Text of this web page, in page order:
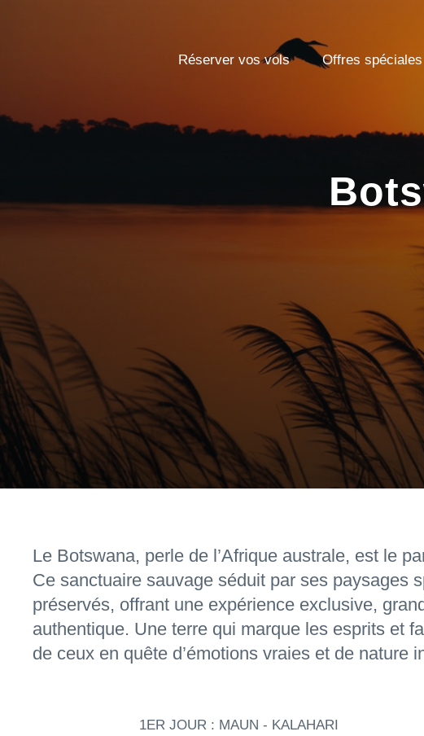
Réserver vos vols Offres spéciales
Le Botswana, perle de l’Afrique australe, est le
Ce sanctuaire sauvage séduit par ses paysages
préservés, offrant une expérience exclusive,
authentique. Une terre qui marque les esprits et
de ceux en quête d’émotions vraies et de nature
1ER JOUR : MAUN - KALAHARI